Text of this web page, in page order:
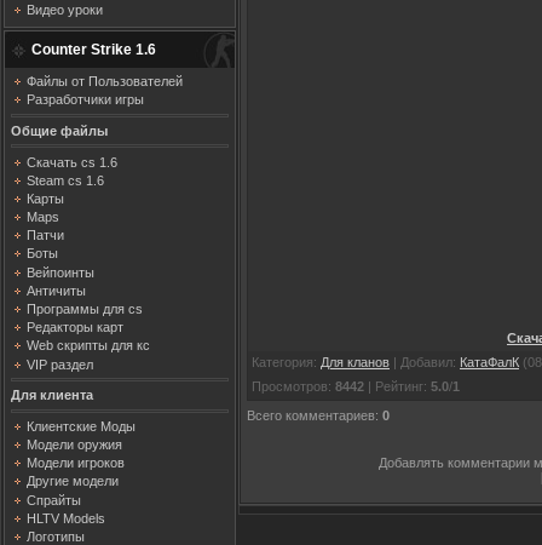
Видео уроки
Counter Strike 1.6
Файлы от Пользователей
Разработчики игры
Общие файлы
Скачать cs 1.6
Steam cs 1.6
Карты
Maps
Патчи
Боты
Вейпоинты
Античиты
Программы для cs
Редакторы карт
Web скрипты для кс
VIP раздел
Для клиента
Клиентские Моды
Модели оружия
Модели игроков
Другие модели
Спрайты
HLTV Models
Логотипы
Категория: Для кланов | Добавил: КатаФалК
Просмотров: 8442 | Рейтинг: 5.0/1
Всего комментариев: 0
Добавлять комментарии